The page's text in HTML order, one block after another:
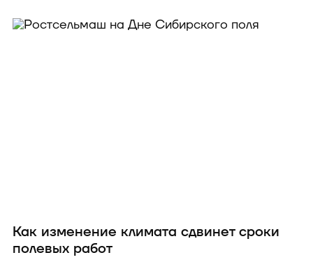
Как изменение климата сдвинет сроки
полевых работ